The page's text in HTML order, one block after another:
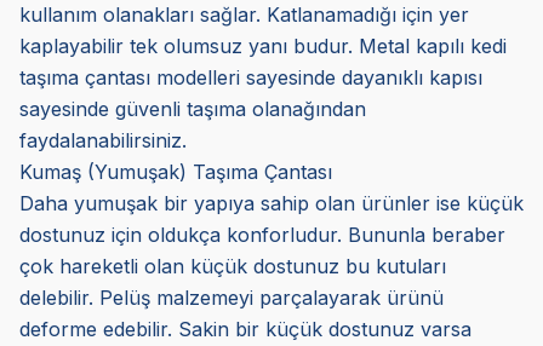
kullanım olanakları sağlar. Katlanamadığı için yer
kaplayabilir tek olumsuz yanı budur. Metal kapılı kedi
taşıma çantası modelleri sayesinde dayanıklı kapısı
sayesinde güvenli taşıma olanağından
faydalanabilirsiniz.
Kumaş (Yumuşak) Taşıma Çantası
Daha yumuşak bir yapıya sahip olan ürünler ise küçük
dostunuz için oldukça konforludur. Bununla beraber
çok hareketli olan küçük dostunuz bu kutuları
delebilir. Pelüş malzemeyi parçalayarak ürünü
deforme edebilir. Sakin bir küçük dostunuz varsa